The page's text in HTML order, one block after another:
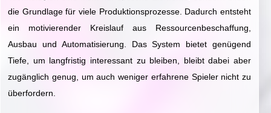
die Grundlage für viele Produktionsprozesse. Dadurch entsteht
ein motivierender Kreislauf aus Ressourcenbeschaffung,
Ausbau und Automatisierung. Das System bietet genügend
Tiefe, um langfristig interessant zu bleiben, bleibt dabei aber
zugänglich genug, um auch weniger erfahrene Spieler nicht zu
überfordern.